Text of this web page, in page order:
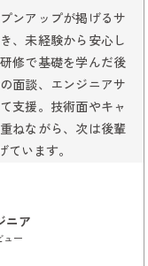
ンアップが掲げるサ
、未経験から安心し
修で基礎を学んだ後
面談、エンジニアサ
支援。技術面やキャ
ねながら、次は後輩
います。
ニア
ュー